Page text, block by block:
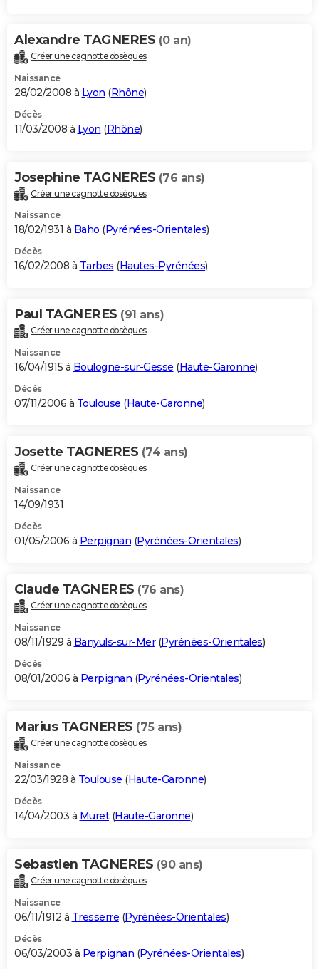
Alexandre TAGNERES (0 an)
Créer une cagnotte obsèques
Naissance
28/02/2008 à Lyon (Rhône)
Décès
11/03/2008 à Lyon (Rhône)
Josephine TAGNERES (76 ans)
Créer une cagnotte obsèques
Naissance
18/02/1931 à Baho (Pyrénées-Orientales)
Décès
16/02/2008 à Tarbes (Hautes-Pyrénées)
Paul TAGNERES (91 ans)
Créer une cagnotte obsèques
Naissance
16/04/1915 à Boulogne-sur-Gesse (Haute-Garonne)
Décès
07/11/2006 à Toulouse (Haute-Garonne)
Josette TAGNERES (74 ans)
Créer une cagnotte obsèques
Naissance
14/09/1931
Décès
01/05/2006 à Perpignan (Pyrénées-Orientales)
Claude TAGNERES (76 ans)
Créer une cagnotte obsèques
Naissance
08/11/1929 à Banyuls-sur-Mer(Pyrénées-Orientales)
Décès
08/01/2006 à Perpignan (Pyrénées-Orientales)
Marius TAGNERES (75 ans)
Créer une cagnotte obsèques
Naissance
22/03/1928 à Toulouse (Haute-Garonne)
Décès
14/04/2003 à Muret(Haute-Garonne)
Sebastien TAGNERES (90 ans)
Créer une cagnotte obsèques
Naissance
06/11/1912 à Tresserre (Pyrénées-Orientales)
Décès
06/03/2003 à Perpignan (Pyrénées-Orientales)